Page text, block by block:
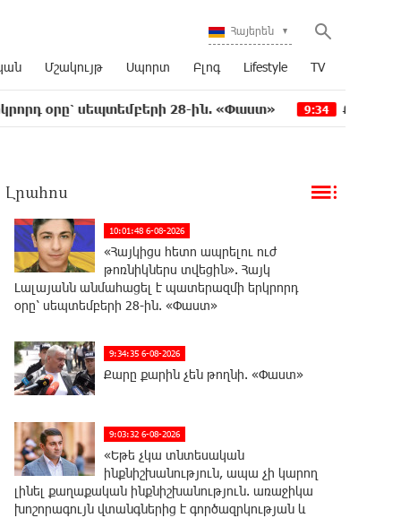
Հայերեն
Մշակույթ Սպորտ Բլոգ Lifestyle TV
սեպտեմբերի 28-ին. «Փաստ» 9:34 Քարը քարին չեն
Լրահոս
10:01:48 6-08-2026
«Հայկիցս հետո ապրելու ուժ
թոռնիկներս տվեցին». Հայկ
Լալայանն անմահացել է պատերազմի երկրորդ
օրը՝ սեպտեմբերի 28-ին. «Փաստ»
9:34:35 6-08-2026
Քարը քարին չեն թողնի. «Փաստ»
9:03:32 6-08-2026
«Եթե չկա տնտեսական
ինքնիշխանություն, ապա չի կարող
լինել քաղաքական ինքնիշխանություն. առաջիկա
խոշորագույն վտանգներից է գործազրկության և